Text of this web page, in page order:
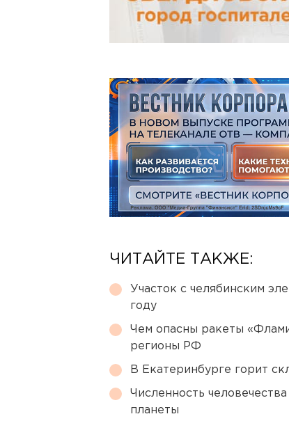
ЧИТАЙТЕ ТАКЖЕ:
Участок с челябинским
году
Чем опасны ракеты
регионы РФ
В Екатеринбурге горит
Численность
планеты